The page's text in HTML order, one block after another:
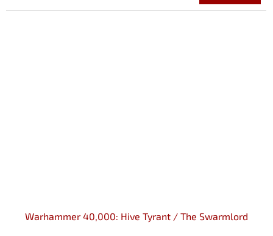
Warhammer 40,000: Hive Tyrant / The Swarmlord